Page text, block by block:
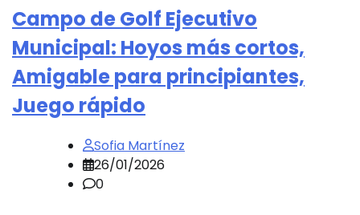
Campo de Golf Ejecutivo
Municipal: Hoyos más cortos,
Amigable para principiantes,
Juego rápido
Sofia Martínez
26/01/2026
0